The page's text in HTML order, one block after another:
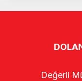
Değerli